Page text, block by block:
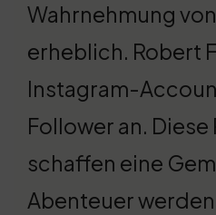
Wahrnehmung
erheblich. Robert
Instagram-
Follower an.
schaffen eine
Abenteuer